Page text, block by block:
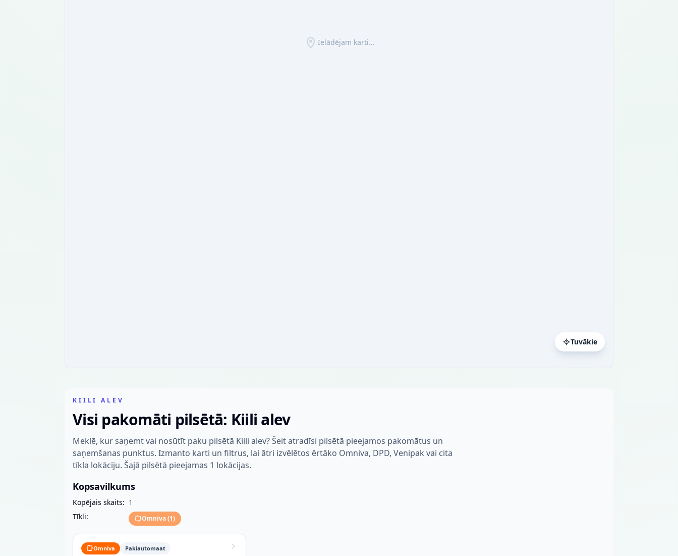
Ielādējam karti...
Tuvākie
KIILI ALEV
Visi pakomāti pilsētā: Kiili alev
Meklē, kur saņemt vai nosūtīt paku pilsētā Kiili alev? Šeit atradīsi pilsētā pieejamos pakomātus un
saņemšanas punktus. Izmanto karti un filtrus, lai ātri izvēlētos ērtāko Omniva, DPD, Venipak vai cita
tīkla lokāciju. Šajā pilsētā pieejamas 1 lokācijas.
Kopsavilkums
Kopējais skaits: 1
Tīkli:
Omniva(1)
Omniva Pakiautomaat